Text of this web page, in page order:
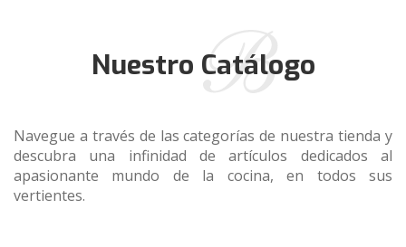
Nuestro Catálogo
Navegue a través de las categorías de nuestra tienda y
descubra una infinidad de artículos dedicados al
apasionante mundo de la cocina, en todos sus
vertientes.